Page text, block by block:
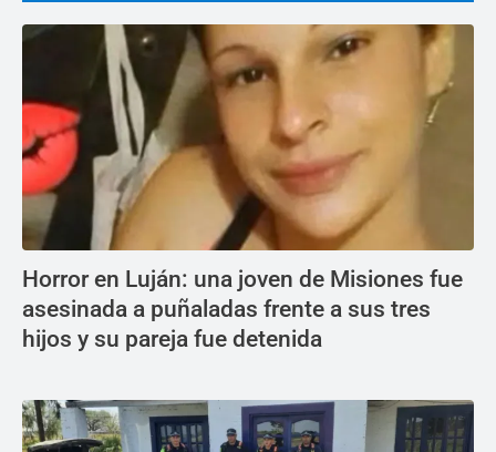
Horror en Luján: una joven de Misiones fue
asesinada a puñaladas frente a sus tres
hijos y su pareja fue detenida